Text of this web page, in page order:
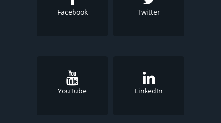
Facebook Twitter
YouTube LinkedIn